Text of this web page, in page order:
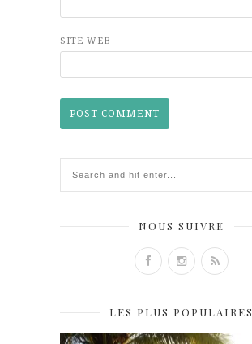
SITE WEB
NOUS SUIVRE
LES PLUS POPULAIRES